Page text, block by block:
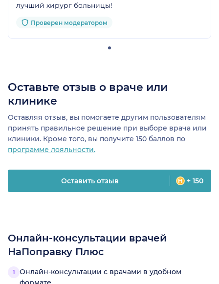
лучший хирург больницы!
Проверен модератором
Оставьте отзыв о враче или
клинике
Оставляя отзыв, вы помогаете другим пользователям
принять правильное решение при выборе врача или
клиники. Кроме того, вы получите 150 баллов по
программе лояльности.
Оставить отзыв + 150
Онлайн-консультации врачей
НаПоправку Плюс
Онлайн-консультации с врачами в удобном